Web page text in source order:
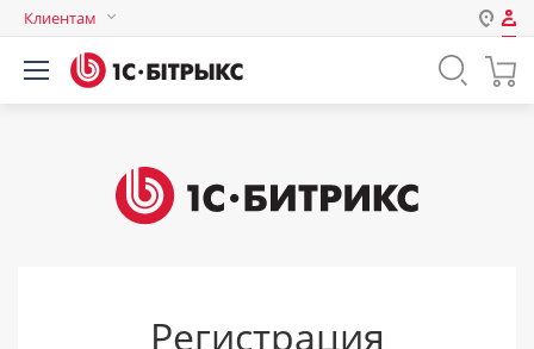
Клиентам
Авторизация
Логин
Запомнить меня на этом
Регистрация